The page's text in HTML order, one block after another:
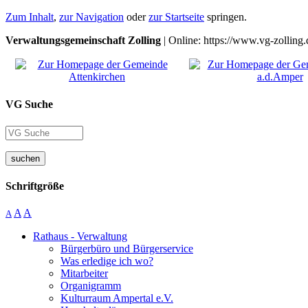
Zum Inhalt, zur Navigation oderzur Startseite springen.
Verwaltungsgemeinschaft Zolling | Online: https://www.vg-
VG Suche
suchen
Schriftgröße
A A A
Rathaus - Verwaltung
Bürgerbüro und Bürgerservice
Was erledige ich wo?
Mitarbeiter
Organigramm
Kulturraum Ampertal e.V.